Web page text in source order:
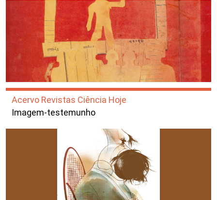
Acervo Revistas Ciência Hoje
Imagem-testemunho